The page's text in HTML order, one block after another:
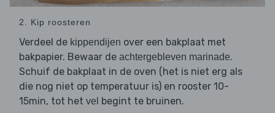
2. Kip roosteren
Verdeel de kippendijen over een bakplaat met
bakpapier. Bewaar de achtergebleven marinade.
Schuif de bakplaat in de oven (het is niet erg als
die nog niet op temperatuur is) en rooster 10-
15min, tot het vel begint te bruinen.